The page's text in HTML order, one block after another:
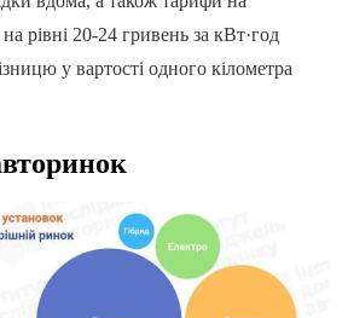
рівні 20-24 гривень за кВт·год
у вартості одного кілометра